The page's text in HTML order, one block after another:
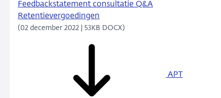
Feedbackstatement consultatie Q&A
Retentievergoedingen
(02 december 2022 | 53KB DOCX)
APT